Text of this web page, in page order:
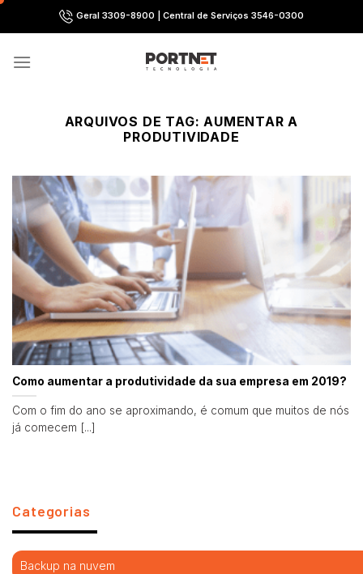
Skip
to
Geral 3309-8900 | Central de Serviços 3546-0300
ARQUIVOS DE TAG:AUMENTAR A
PRODUTIVIDADE
Como aumentar a produtividade da sua empresa em 2019?
Com o fim do ano se aproximando, é comum que muitos de nós
já comecem [...]
Categorias
Backup na nuvem